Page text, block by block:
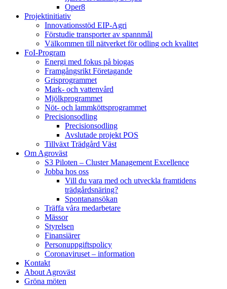
Oper8
Projektinitiativ
Innovationsstöd EIP-Agri
Förstudie transporter av spannmål
Välkommen till nätverket för odling och kvalitet
FoI-Program
Energi med fokus på biogas
Framgångsrikt Företagande
Grisprogrammet
Mark- och vattenvård
Mjölkprogrammet
Nöt- och lammköttsprogrammet
Precisionsodling
Precisionsodling
Avslutade projekt POS
Tillväxt Trädgård Väst
Om Agroväst
S3 Piloten – Cluster Management Excellence
Jobba hos oss
Vill du vara med och utveckla framtidens
trädgårdsnäring?
Spontanansökan
Träffa våra medarbetare
Mässor
Styrelsen
Finansiärer
Personuppgiftspolicy
Coronaviruset – information
Kontakt
About Agroväst
Gröna möten